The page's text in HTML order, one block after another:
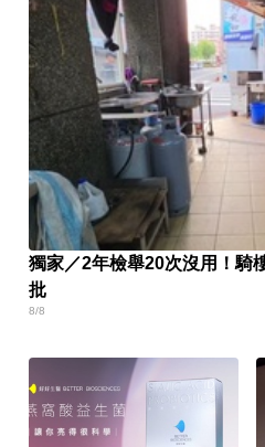
獨家／2年檢舉20次沒用！騎
批
8/8